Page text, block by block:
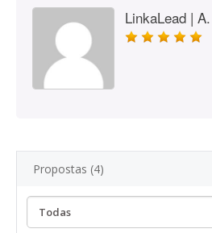
LinkaLead | A.
Propostas (4)